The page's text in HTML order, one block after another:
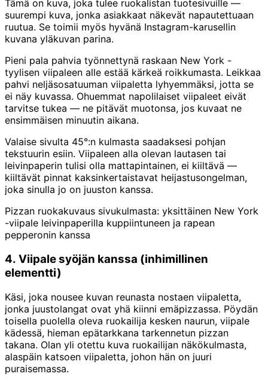
Tämä on kuva, joka tulee ruokalistan tuotesivuille —
suurempi kuva, jonka asiakkaat näkevät napautettuaan
ruutua. Se toimii myös hyvänä Instagram-karusellin
kuvana yläkuvan parina.
Pieni pala pahvia työnnettynä raskaan New York -
tyylisen viipaleen alle estää kärkeä roikkumasta. Leikkaa
pahvi neljäsosatuuman viipaletta lyhyemmäksi, jotta se
ei näy kuvassa. Ohuemmat napolilaiset viipaleet eivät
tarvitse tukea — ne pitävät muotonsa, jos kuvaat ne
ensimmäisen minuutin aikana.
Valaise sivulta 45°:n kulmasta saadaksesi pohjan
tekstuurin esiin. Viipaleen alla olevan lautasen tai
leivinpaperin tulisi olla mattapintainen, ei kiiltävä —
kiiltävät pinnat kaksinkertaistavat heijastusongelman,
joka sinulla jo on juuston kanssa.
Pizzan ruokakuvaus sivukulmasta: yksittäinen New York
-viipale leivinpaperilla kuppiintuneen ja rapean
pepperonin kanssa
4. Viipale syöjän kanssa (inhimillinen
elementti)
Käsi, joka nousee kuvan reunasta nostaen viipaletta,
jonka juustolangat ovat yhä kiinni emäpizzassa. Pöydän
toisella puolella oleva ruokailija kesken naurun, viipale
kädessä, hieman epätarkkana tarkennetun pizzan
takana. Olan yli otettu kuva ruokailijan näkökulmasta,
alaspäin katsoen viipaletta, johon hän on juuri
puraisemassa.